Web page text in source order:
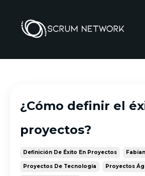
¿Cómo definir el
proyectos?
Definición De Éxito En Proyectos
Proyectos De Tecnología Proyectos